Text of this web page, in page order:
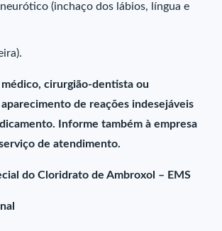
(inchaço dos lábios, língua e
médico, cirurgião-dentista ou
de reações indesejáveis
Informe também à empresa
de atendimento.
do Cloridrato de Ambroxol – EMS